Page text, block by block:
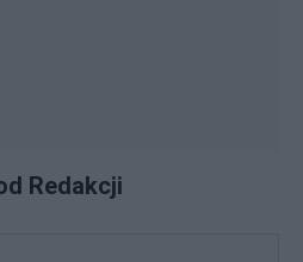
Redakcji